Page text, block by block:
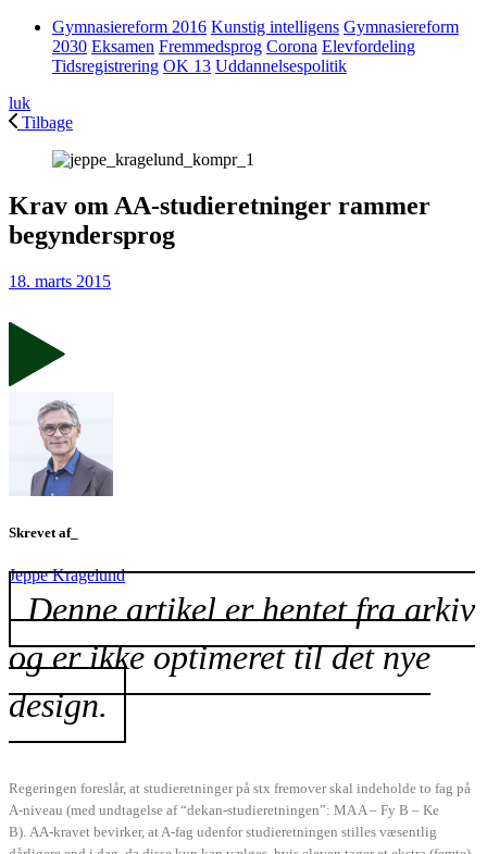
Gymnasiereform 2016 Kunstig intelligens Gymnasiereform
2030 Eksamen Fremmedsprog Corona Elevfordeling
Tidsregistrering OK 13 Uddannelsespolitik
luk
Tilbage
Krav om AA-studieretninger rammer
begyndersprog
18. marts 2015
Skrevet af_
Jeppe Kragelund
Denne artikel er hentet fra arkiv
og er ikke optimeret til det nye
design.
Regeringen foreslår, at studieretninger på stx fremover skal indeholde to fag på
A-niveau (med undtagelse af “dekan-studieretningen”: MA A – Fy B – Ke
B). AA-kravet bevirker, at A-fag udenfor studieretningen stilles væsentlig